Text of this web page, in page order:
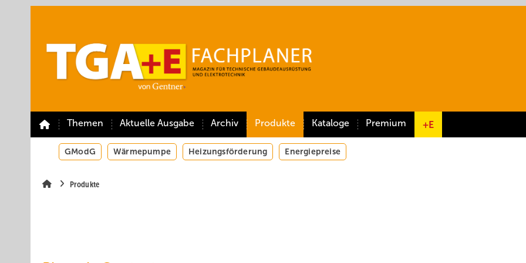
Themen Aktuelle Ausgabe Archiv Produkte Kataloge Premium +E
GModG Wärmepumpe Heizungsförderung Energiepreise
Produkte